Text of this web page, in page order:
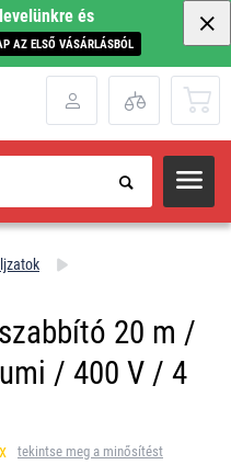
és
AZ ELSŐ VÁSÁRLÁSBÓL
20 m /
/ 400 V / 4
tekintse meg a minősítést